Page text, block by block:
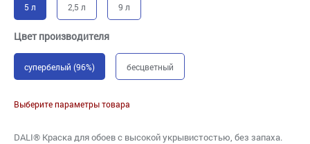
5 л 2,5 л 9 л
Цвет производителя
супербелый (96%) бесцветный
Выберите параметры товара
DALI® Краска для обоев с высокой укрывистостью, без запаха.